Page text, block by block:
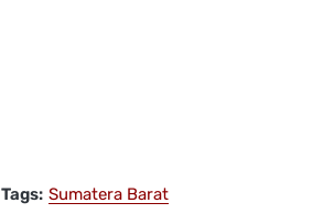
Tags: Sumatera Barat